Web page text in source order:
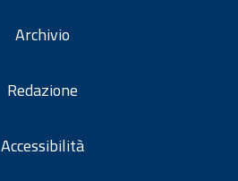
Archivio
Redazione
Accessibilità